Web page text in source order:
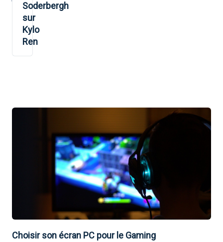
Soderbergh
sur
Kylo
Ren
Choisir son écran PC pour le Gaming